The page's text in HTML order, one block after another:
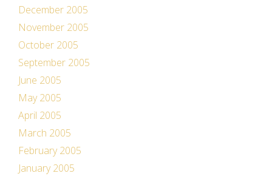
December 2005
November 2005
October 2005
September 2005
June 2005
May 2005
April 2005
March 2005
February 2005
January 2005